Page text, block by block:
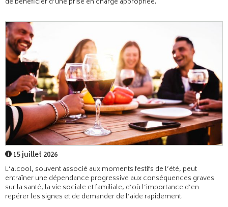
15 juillet 2026
L’alcool, souvent associé aux moments festifs de l’été, peut
entraîner une dépendance progressive aux conséquences graves
sur la santé, la vie sociale et familiale, d’où l’importance d’en
repérer les signes et de demander de l’aide rapidement.